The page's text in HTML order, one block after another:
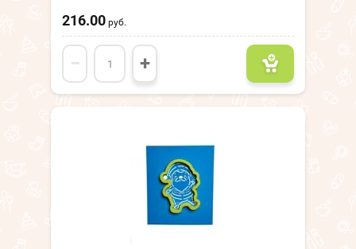
216.00 руб.
− +